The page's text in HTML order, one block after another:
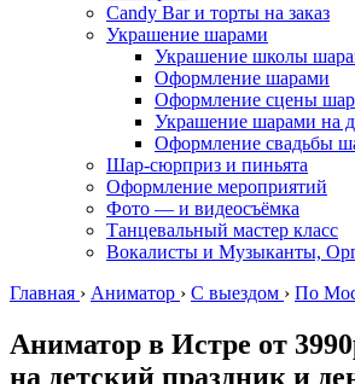
Candy Bar и торты на заказ
Украшение шарами
Украшение школы
Оформление шарами
Оформление сцены
Украшение шарами на
Оформление свадьбы
Шар-сюрприз и пиньята
Оформление мероприятий
Фото — и видеосъёмка
Танцевальный мастер класс
Вокалисты и Музыканты,
Главная › Аниматор › С выездом › По
Аниматор в Истре от
на детский праздник и